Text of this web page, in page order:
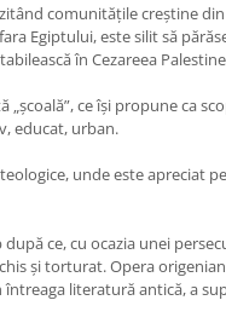
comunitățile creștine
Egiptului, este silit să
în Cezareea
„școală”, ce își propune ca
educat, urban.
unde este apreciat
ce, cu ocazia unei
și torturat. Opera
întreaga literatură antică, a